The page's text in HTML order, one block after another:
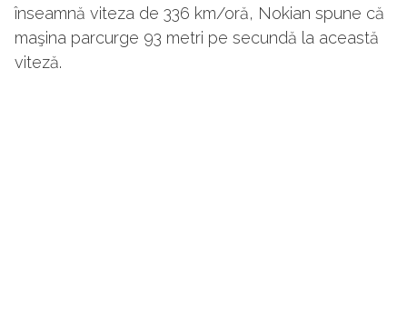
înseamnă viteza de 336 km/oră, Nokian spune că
maşina parcurge 93 metri pe secundă la această
viteză.